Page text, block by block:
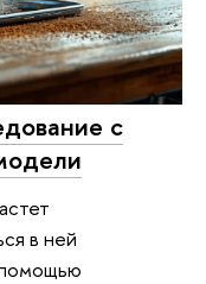
с
в ней